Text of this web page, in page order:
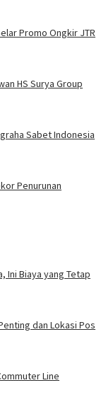
Promo Ongkir JTR
HS Surya Group
Sabet Indonesia
Penurunan
Ini Biaya yang Tetap
dan Lokasi Pos
Line